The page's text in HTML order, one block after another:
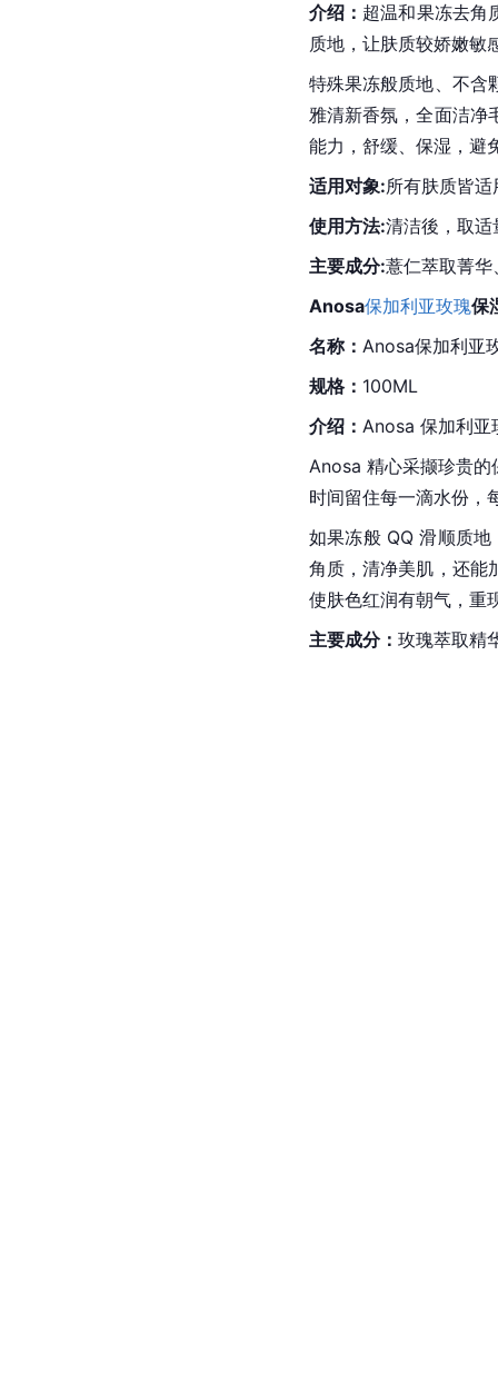
介绍： 超温和果冻去角
质地，让肤质较娇嫩敏
特殊果冻般质地、不含
雅清新香氛，全面洁净
能力，舒缓、保湿，避
适用对象:所有肤质皆
使用方法:清洁後，取
主要成分:薏仁萃取菁华
Anosa保加利亚玫瑰保
名称： Anosa保加利亚
规格： 100ML
介绍： Anosa 保加利亚
Anosa 精心采撷珍贵的
时间留住每一滴水份，
如果冻般 QQ 滑顺质
角质，清净美肌，还能
使肤色红润有朝气，重
主要成分： 玫瑰萃取精